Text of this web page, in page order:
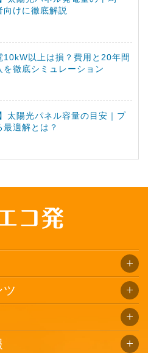
向けに徹底解説
10kW以上は損？費用と20年間
を徹底シミュレーション
太陽光パネル容量の目安｜プ
最適解とは？